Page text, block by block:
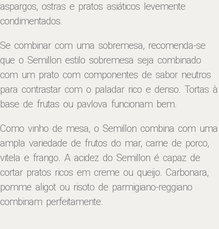
aspargos, ostras e pratos asiáticos levemente
condimentados.
Se combinar com uma sobremesa, recomenda-se
que o Semillon estilo sobremesa seja combinado
com um prato com componentes de sabor neutros
para contrastar com o paladar rico e denso. Tortas à
base de frutas ou pavlova funcionam bem.
Como vinho de mesa, o Semillon combina com uma
ampla variedade de frutos do mar, carne de porco,
vitela e frango. A acidez do Semillon é capaz de
cortar pratos ricos em creme ou queijo. Carbonara,
pomme aligot ou risoto de parmigiano-reggiano
combinam perfeitamente.